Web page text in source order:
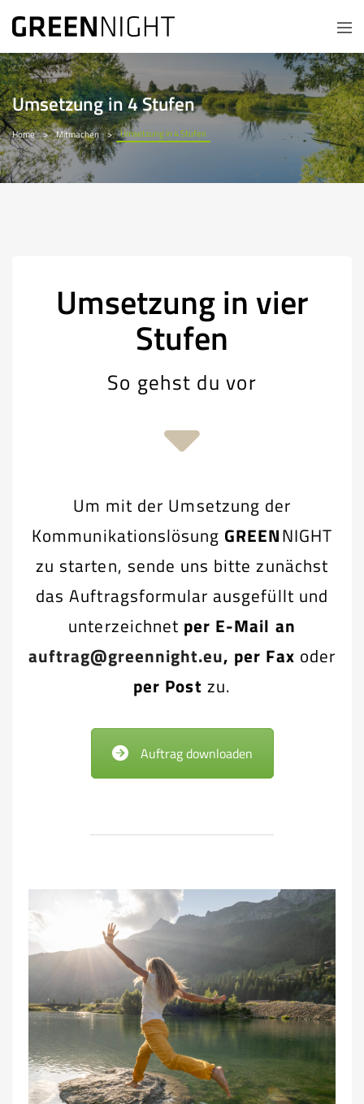
Umsetzung in 4 Stufen
Home Mitmachen Umsetzung in 4 Stufen
Umsetzung in vier
Stufen
So gehst du vor
Um mit der Umsetzung der
Kommunikationslösung GREENNIGHT
zu starten, sende uns bitte zunächst
das Auftragsformular ausgefüllt und
unterzeichnet per E-Mail an
auftrag@greennight.eu, per Fax oder
per Post zu.
Auftrag downloaden